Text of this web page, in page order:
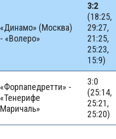
«Динамо» (Москва)
- «Волеро»
3:2
(18:25,
29:27,
21:25,
25:23,
15:9)
«Форпапедретти» -
«Тенерифе
Маричаль»
3:0
(25:14,
25:21,
25:20)